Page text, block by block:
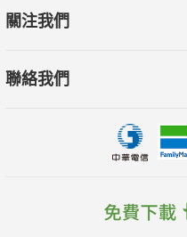
關注我們
聯絡我們